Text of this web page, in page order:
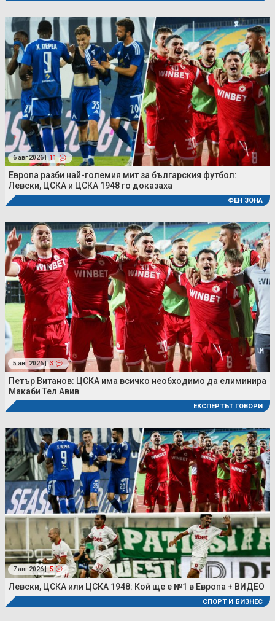
6 авг 2026 | 11
Европа разби най-големия мит за българския футбол:
Левски, ЦСКА и ЦСКА 1948 го доказаха
ФЕН ЗОНА
5 авг 2026 | 3
Петър Витанов: ЦСКА има всичко необходимо да елиминира
Макаби Тел Авив
ЕКСПЕРТЪТ ГОВОРИ
7 авг 2026 | 5
Левски, ЦСКА или ЦСКА 1948: Кой ще е №1 в Европа + ВИДЕО
СПОРТ И БИЗНЕС